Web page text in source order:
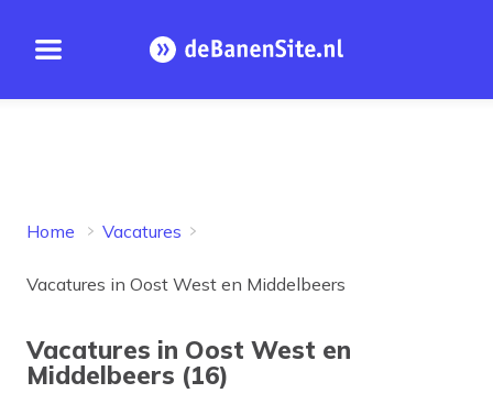
Open menu Homepage
Home Vacatures
Vacatures in Oost West en Middelbeers
Vacatures in Oost West en
Middelbeers (16)